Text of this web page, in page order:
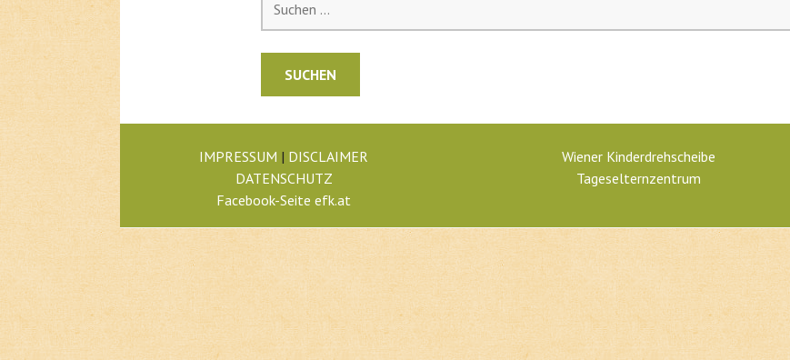
nach:
IMPRESSUM | DISCLAIMER
DATENSCHUTZ
Facebook-Seite efk.at
Wiener Kinderdrehscheibe
Tageselternzentrum